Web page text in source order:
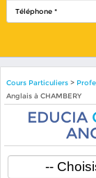
Cours Particuliers>
Anglais à CHAMBERY
EDUCIA